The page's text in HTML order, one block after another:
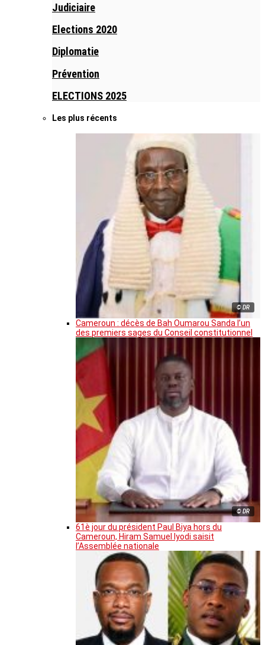
Judiciaire
Elections 2020
Diplomatie
Prévention
ELECTIONS 2025
Les plus récents
© DR
Cameroun : décès de Bah Oumarou Sanda l’un
des premiers sages du Conseil constitutionnel
© DR
61è jour du président Paul Biya hors du
Cameroun, Hiram Samuel Iyodi saisit
l’Assemblée nationale